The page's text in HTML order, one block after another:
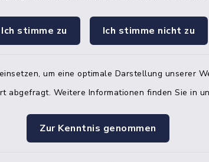
Ich stimme zu Ich stimme nicht zu
um eine optimale Darstellung unserer
abgefragt. Weitere Informationen finden Sie in
Zur Kenntnis genommen
Rufen Sie uns gerne unter der
6065 0 an!
Amtes Mitteldithmarschen